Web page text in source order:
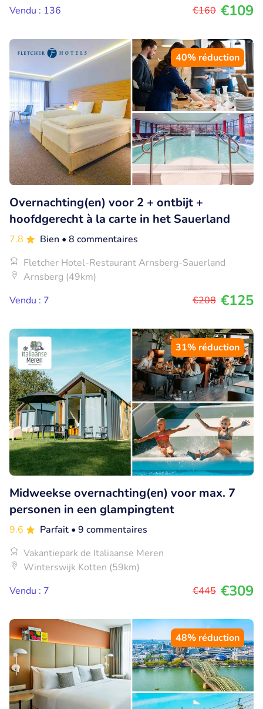
Vendu : 136
€160 €109
40% réduction
Overnachting(en) voor 2 + ontbijt +
hoofdgerecht à la carte in het Sauerland
7.8 Bien • 8 commentaires
Fletcher Hotel-Restaurant Arnsberg-Sauerland
Arnsberg (49km)
Vendu : 7
€208 €125
31% réduction
Midweekse overnachting(en) voor max. 7
personen in een glampingtent
9.6 Parfait • 9 commentaires
Vakantiepark de Italiaanse Meren
Winterswijk Kotten (59km)
Vendu : 7
€445 €309
48% réduction